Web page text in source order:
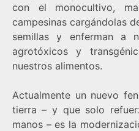
con el monocultivo,
campesinas cargándolas
semillas y enferman a
agrotóxicos y
nuestros alimentos.
Actualmente un nuevo
tierra – y que solo
manos – es la